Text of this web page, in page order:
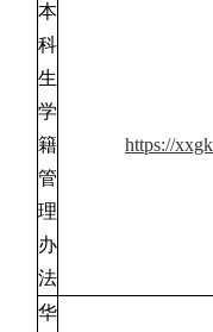
本
科
生
学
籍
管
理
办
法
https://
华